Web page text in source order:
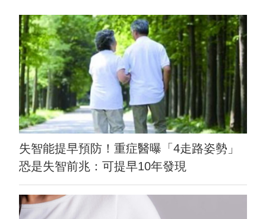
失智能提早預防！重症醫曝「4走路姿勢」
恐是失智前兆：可提早10年發現